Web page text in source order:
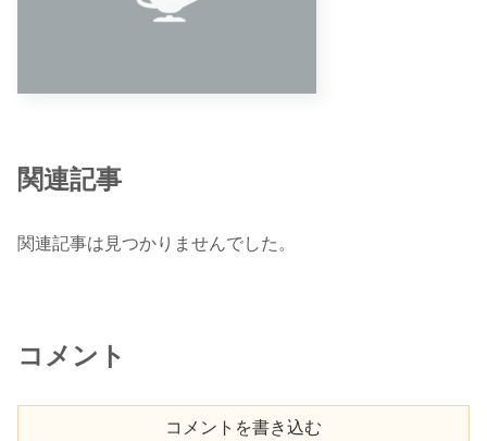
関連記事
関連記事は見つかりませんでした。
コメント
コメントを書き込む